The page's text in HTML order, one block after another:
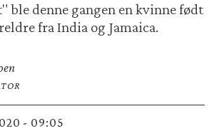
ble denne gangen en kvinne født
fra India og Jamaica.
- 09:05